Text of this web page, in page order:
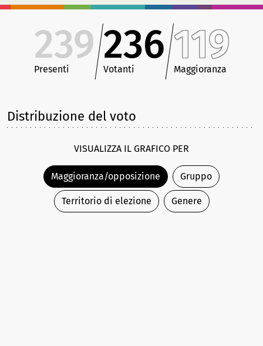
239
Presenti
236
Votanti
119
Maggioranza
Distribuzione del voto
VISUALIZZA IL GRAFICO PER
Maggioranza/opposizione Gruppo
Territorio di elezione Genere